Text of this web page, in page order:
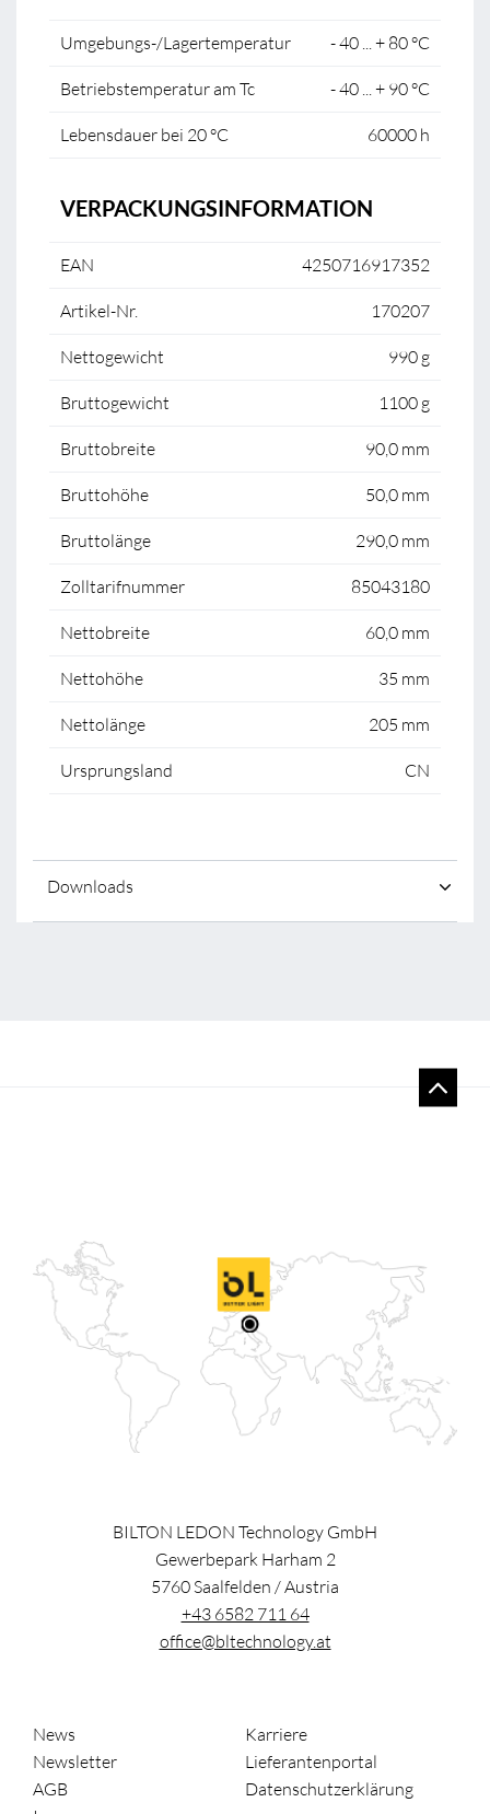
Umgebungs-/Lagertemperatur - 40 ... + 80 °C
Betriebstemperatur am Tc - 40 ... + 90 °C
Lebensdauer bei 20 °C 60000 h
VERPACKUNGSINFORMATION
EAN 4250716917352
Artikel-Nr. 170207
Nettogewicht 990 g
Bruttogewicht 1100 g
Bruttobreite 90,0 mm
Bruttohöhe 50,0 mm
Bruttolänge 290,0 mm
Zolltarifnummer 85043180
Nettobreite 60,0 mm
Nettohöhe 35 mm
Nettolänge 205 mm
Ursprungsland CN
Downloads
BILTON LEDON Technology GmbH
Gewerbepark Harham 2
5760Saalfelden /Austria
+43 6582 711 64
office@bltechnology.at
News
Karriere
Newsletter
Lieferantenportal
AGB
Datenschutzerklärung